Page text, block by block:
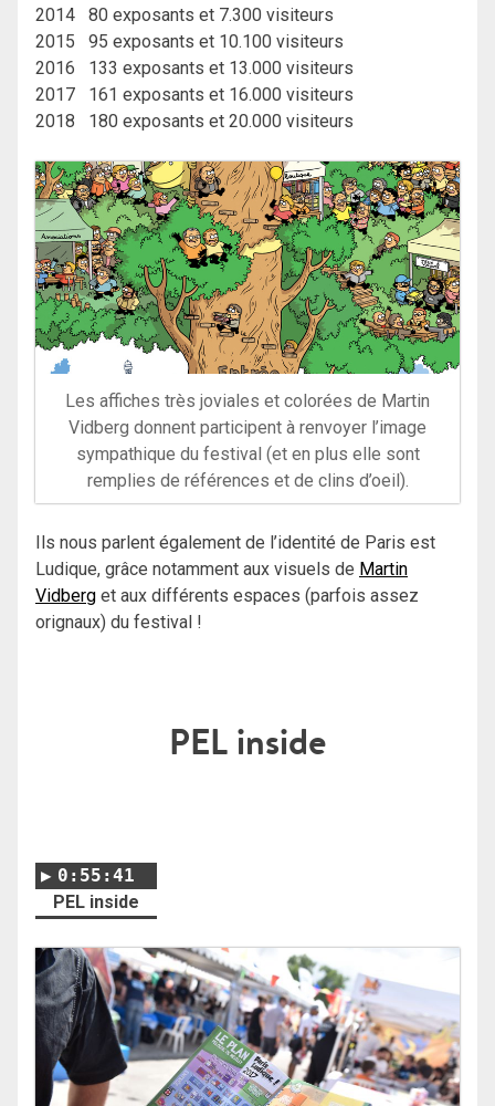
2014 80 exposants et 7.300 visiteurs
2015 95 exposants et 10.100 visiteurs
2016 133 exposants et 13.000 visiteurs
2017 161 exposants et 16.000 visiteurs
2018 180 exposants et 20.000 visiteurs
Les affiches très joviales et colorées de Martin
Vidberg donnent participent à renvoyer l’image
sympathique du festival (et en plus elle sont
remplies de références et de clins d’oeil).
Ils nous parlent également de l’identité de Paris est
Ludique, grâce notamment aux visuels de Martin
Vidberg et aux différents espaces (parfois assez
orignaux) du festival !
PEL inside
0:55:41
PEL inside